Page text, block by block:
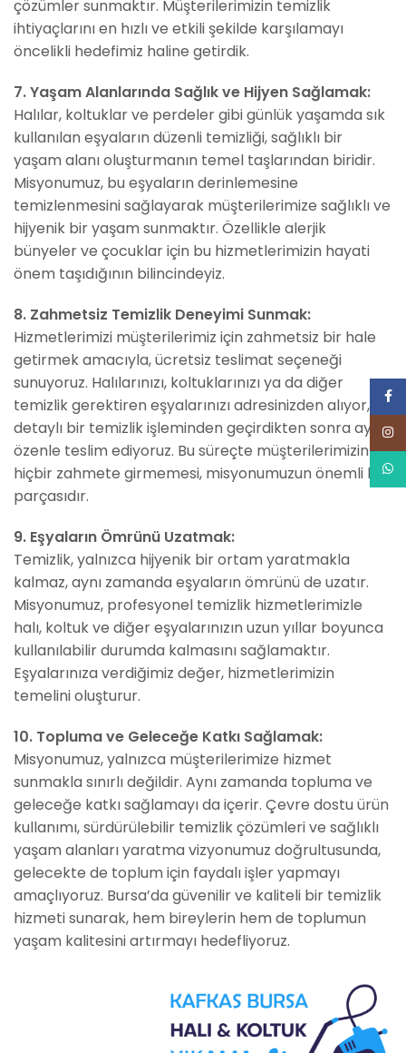
çözümler sunmaktır. Müşterilerimizin temizlik
ihtiyaçlarını en hızlı ve etkili şekilde karşılamayı
öncelikli hedefimiz haline getirdik.
7. Yaşam Alanlarında Sağlık ve Hijyen Sağlamak:
Halılar, koltuklar ve perdeler gibi günlük yaşamda sık
kullanılan eşyaların düzenli temizliği, sağlıklı bir
yaşam alanı oluşturmanın temel taşlarından biridir.
Misyonumuz, bu eşyaların derinlemesine
temizlenmesini sağlayarak müşterilerimize sağlıklı ve
hijyenik bir yaşam sunmaktır. Özellikle alerjik
bünyeler ve çocuklar için bu hizmetlerimizin hayati
önem taşıdığının bilincindeyiz.
8. Zahmetsiz Temizlik Deneyimi Sunmak:
Hizmetlerimizi müşterilerimiz için zahmetsiz bir hale
getirmek amacıyla, ücretsiz teslimat seçeneği
sunuyoruz. Halılarınızı, koltuklarınızı ya da diğer
temizlik gerektiren eşyalarınızı adresinizden alıyor,
detaylı bir temizlik işleminden geçirdikten sonra aynı
özenle teslim ediyoruz. Bu süreçte müşterilerimizin
hiçbir zahmete girmemesi, misyonumuzun önemli bir
parçasıdır.
9. Eşyaların Ömrünü Uzatmak:
Temizlik, yalnızca hijyenik bir ortam yaratmakla
kalmaz, aynı zamanda eşyaların ömrünü de uzatır.
Misyonumuz, profesyonel temizlik hizmetlerimizle
halı, koltuk ve diğer eşyalarınızın uzun yıllar boyunca
kullanılabilir durumda kalmasını sağlamaktır.
Eşyalarınıza verdiğimiz değer, hizmetlerimizin
temelini oluşturur.
10. Topluma ve Geleceğe Katkı Sağlamak:
Misyonumuz, yalnızca müşterilerimize hizmet
sunmakla sınırlı değildir. Aynı zamanda topluma ve
geleceğe katkı sağlamayı da içerir. Çevre dostu ürün
kullanımı, sürdürülebilir temizlik çözümleri ve sağlıklı
yaşam alanları yaratma vizyonumuz doğrultusunda,
gelecekte de toplum için faydalı işler yapmayı
amaçlıyoruz. Bursa’da güvenilir ve kaliteli bir temizlik
hizmeti sunarak, hem bireylerin hem de toplumun
yaşam kalitesini artırmayı hedefliyoruz.